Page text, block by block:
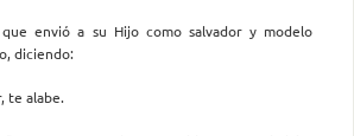
que envió a su Hijo como salvador y modelo
diciendo:
te alabe.